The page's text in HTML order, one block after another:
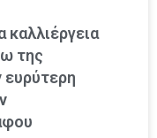
της
ευρύτερη